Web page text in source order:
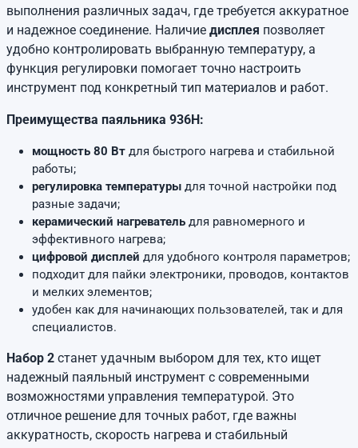
выполнения различных задач, где требуется аккуратное
и надежное соединение. Наличие дисплея позволяет
удобно контролировать выбранную температуру, а
функция регулировки помогает точно настроить
инструмент под конкретный тип материалов и работ.
Преимущества паяльника 936H:
мощность 80 Вт для быстрого нагрева и стабильной
работы;
регулировка температуры для точной настройки под
разные задачи;
керамический нагреватель для равномерного и
эффективного нагрева;
цифровой дисплей для удобного контроля параметров;
подходит для пайки электроники, проводов, контактов
и мелких элементов;
удобен как для начинающих пользователей, так и для
специалистов.
Набор 2 станет удачным выбором для тех, кто ищет
надежный паяльный инструмент с современными
возможностями управления температурой. Это
отличное решение для точных работ, где важны
аккуратность, скорость нагрева и стабильный